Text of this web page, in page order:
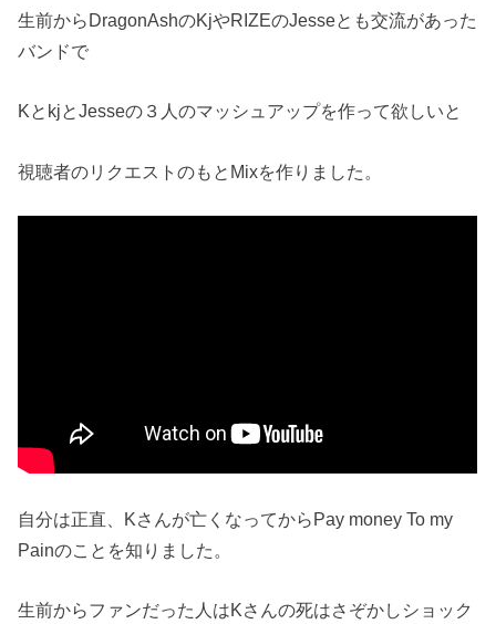
生前からDragonAshのKjやRIZEのJesseとも交流があった
バンドで
KとkjとJesseの３人のマッシュアップを作って欲しいと
視聴者のリクエストのもとMixを作りました。
自分は正直、Kさんが亡くなってからPay money To my
Painのことを知りました。
生前からファンだった人はKさんの死はさぞかしショック